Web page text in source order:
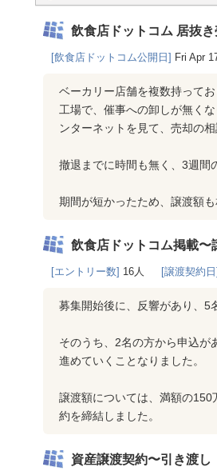
飲食店ドットコム 居抜
[飲食店ドットコム公開日] Fri Apr
ベーカリー店舗を複数持って
工場で、催事への卸しが無く
ンターネットを見て、売却の相
撤退までに時間も無く、3週間
期間が短かったため、譲渡額
飲食店ドットコム掲載〜
[エントリー数] 16人 [譲渡契約日]
募集開始後に、反響があり、5
そのうち、2名の方から申込が
進めていくことなりました。
譲渡額については、満額の
約を締結しました。
資産譲渡契約〜引き渡し